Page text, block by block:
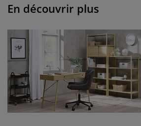
En découvrir plus